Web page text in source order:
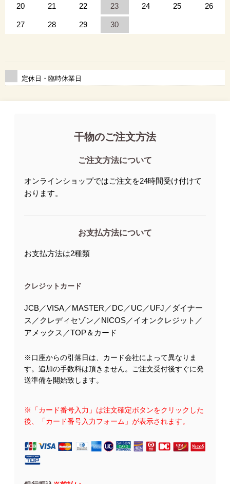
20 21 22 23 24 25 26
27 28 29 30
定休日・臨時休業日
干物のご注文方法
ご注文方法について
オンラインショップではご注文を24時間受け付けて
おります。
お支払方法について
お支払方法は2種類
クレジットカード
JCB／VISA／MASTER／DC／UC／UFJ／ダイナー
ス／クレディセゾン／NICOS／イオンクレジット／
アメックス／TOP＆カード
※口座からの引落日は、カード会社によって異なりま
す。追加の手数料は頂きません。ご注文受付後すぐに発
送準備を開始致します。
※「カード番号入力」は注文確定ボタンをクリックした
後、「カード番号入力フォーム」が表示されます。